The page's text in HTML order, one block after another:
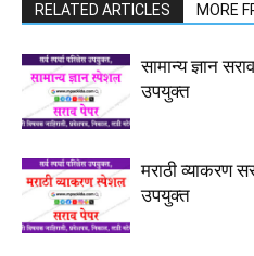
RELATED ARTICLES MORE
सामान्य ज्ञान
उपयुक्त
मराठी व्याकरण
उपयुक्त